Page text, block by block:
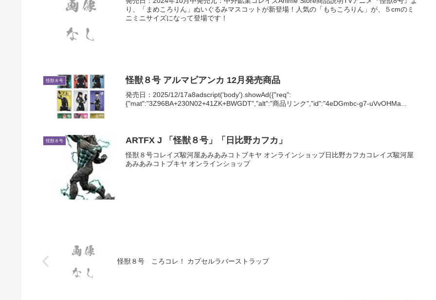
り、「まめころりん」ぬいぐるみマスコットが新登場！人気の「もちころりん」が、５cmのミ
ニミニサイズになって登場です！
怪獣８号 怪獣８号 アルマビアンカ 12月発売商品
発売日：2025/12/17a8adscript('body').showAd({"req":
{"mat":"3Z96BA+230N02+41ZK+BWGDT","alt":"商品リンク","id":"4eDGmbc-g7-uVvOHMa...
怪獣８号 ARTFX J 「怪獣８号」「日比野カフカ」
怪獣８号コレイズ駿河屋あみあみコトブキヤ オンラインショップ日比野カフカコレイズ駿河屋
あみあみコトブキヤ オンラインショップ
怪獣８号 ころコレ！ カプセルラバーストラップ